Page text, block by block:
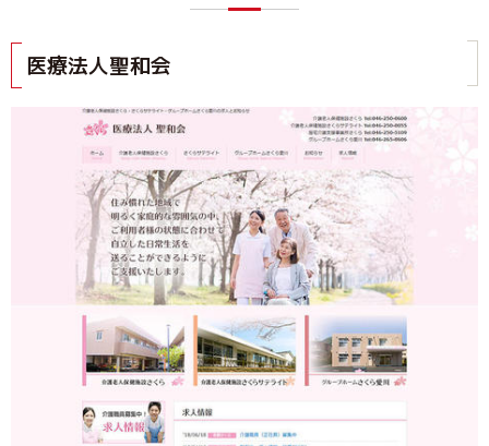
お問合せはお気軽に
046-250-1005
月～金曜日 9:00～17:00
お問合せ
医療法人聖和会